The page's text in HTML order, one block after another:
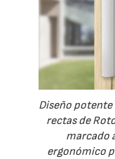
Diseño potente
rectas de
marcado
ergonómico